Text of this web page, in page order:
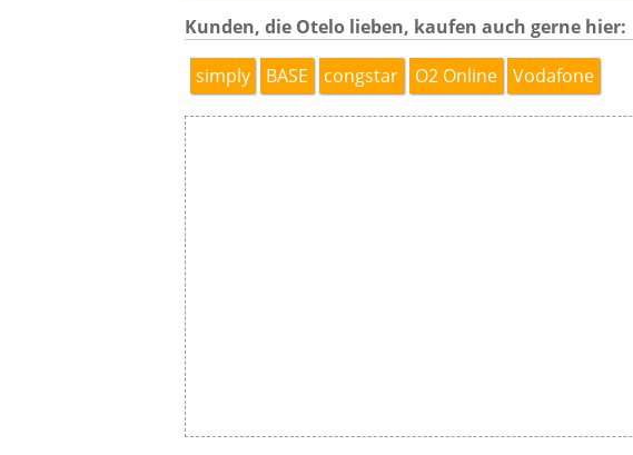
Kunden, die Otelo lieben, kaufen auch gerne hier:
simply
BASE congstar O2 Online Vodafone